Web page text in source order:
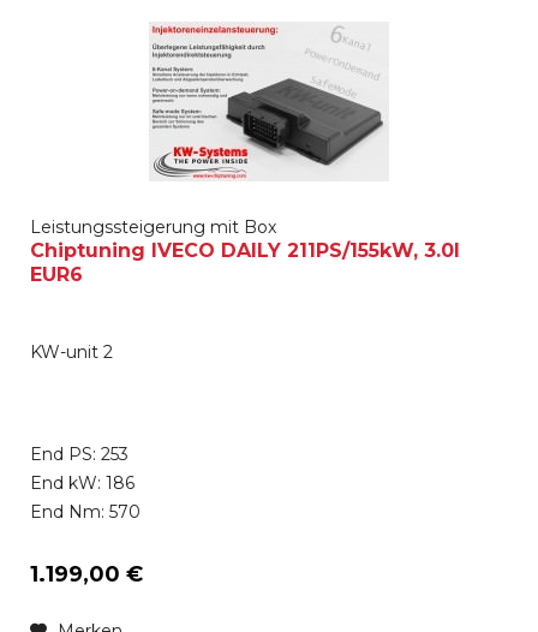
Leistungssteigerung mit Box
Chiptuning IVECO DAILY 211PS/155kW, 3.0l
EUR6
KW-unit 2
End PS: 253
End kW: 186
End Nm: 570
1.199,00 €